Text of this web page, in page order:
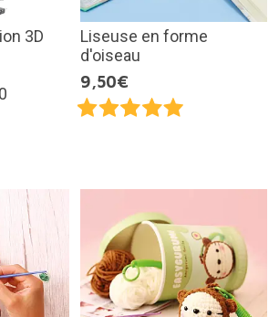
3D
Liseuse en forme
d'oiseau
9,50€